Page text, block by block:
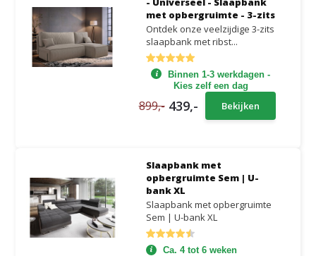
met opbergruimte - 3-zits
Ontdek onze veelzijdige 3-zits
slaapbank met ribst...
Binnen 1-3 werkdagen -
Kies zelf een dag
899,- 439,- Bekijken
Slaapbank met
opbergruimte Sem | U-
bank XL
Slaapbank met opbergruimte
Sem | U-bank XL
Ca. 4 tot 6 weken